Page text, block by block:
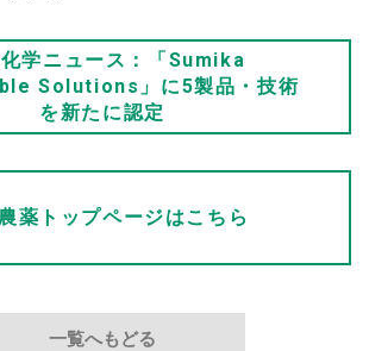
学ニュース：「Sumika
Solutions」に5製品・技術
を新たに認定
薬トップページはこちら
一覧へもどる